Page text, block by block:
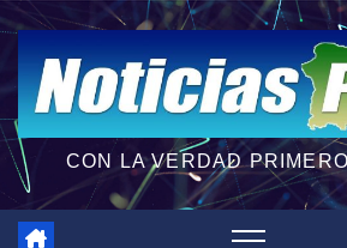
CON LA VERDAD